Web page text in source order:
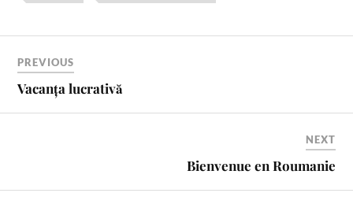
PREVIOUS
Vacanța lucrativă
NEXT
Bienvenue en Roumanie